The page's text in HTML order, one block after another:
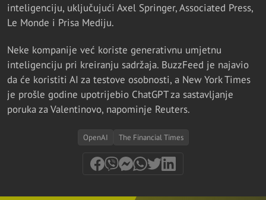
inteligenciju, uključujući Axel Springer, Associated Press,
Le Monde i Prisa Mediju.
Neke kompanije već koriste generativnu umjetnu
inteligenciju pri kreiranju sadržaja. BuzzFeed je najavio
da će koristiti AI za testove osobnosti, a New York Times
je prošle godine upotrijebio ChatGPT za sastavljanje
poruka za Valentinovo, napominje Reuters.
OpenAI The Financial Times